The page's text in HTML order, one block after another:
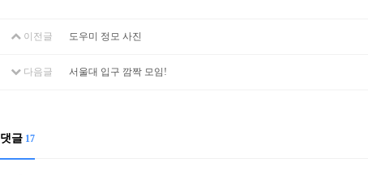
이전글 도우미 정모 사진
다음글 서울대 입구 깜짝 모임!
댓글 17